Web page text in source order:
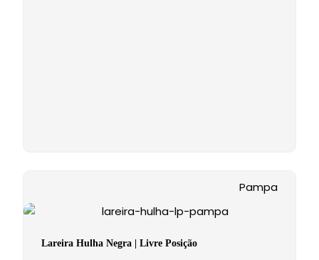
Lareira Hulha Negra | Livre Posição
Pampa